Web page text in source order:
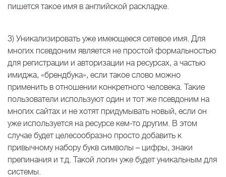
пишется такое имя в английской раскладке.
3) Уникализировать уже имеющееся сетевое имя. Для
многих псевдоним является не простой формальностью
для регистрации и авторизации на ресурсах, а частью
имиджа, «брендбука», если такое слово можно
применить в отношении конкретного человека. Такие
пользователи используют один и тот же псевдоним на
многих сайтах и не хотят придумывать новый, если он
уже используется на ресурсе кем-то другим. В этом
случае будет целесообразно просто добавить к
привычному набору букв символы – цифры, знаки
препинания и т.д. Такой логин уже будет уникальным для
системы.